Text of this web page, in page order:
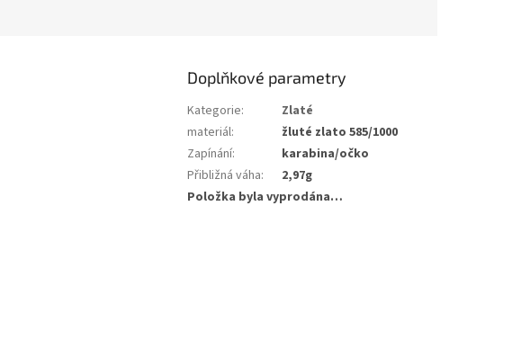
Doplňkové parametry
Kategorie:
Zlaté
materiál:
žluté zlato 585/1000
Zapínání:
karabina/očko
Přibližná váha:
2,97g
Položka byla vyprodána…